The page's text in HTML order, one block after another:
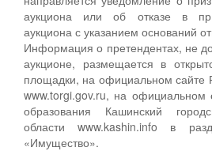
аукциона или об отказе в
аукциона с указанием оснований
Информация о претендентах, не
аукционе, размещается в
площадки, на официальном сайте
www.torgi.gov.ru, на официальном
образования Кашинский
области www.kashin.info в
«Имущество».